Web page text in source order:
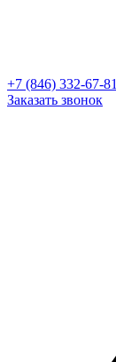
+7 (846) 332-67-81
Заказать звонок